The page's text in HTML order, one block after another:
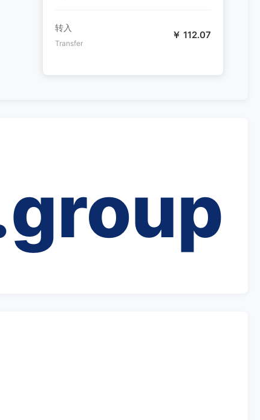
转入
Transfer
￥ 112.07